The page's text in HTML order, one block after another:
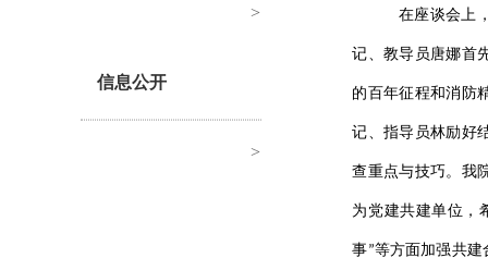
>
信息公开
>
在座谈会上
记、教导员唐娜首
的百年征程和消防
记、指导员林励好
查重点与技巧。我
为党建共建单位，
事”等方面加强共